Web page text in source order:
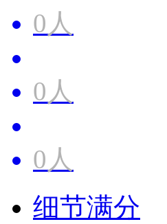
0人
0人
0人
细节满分